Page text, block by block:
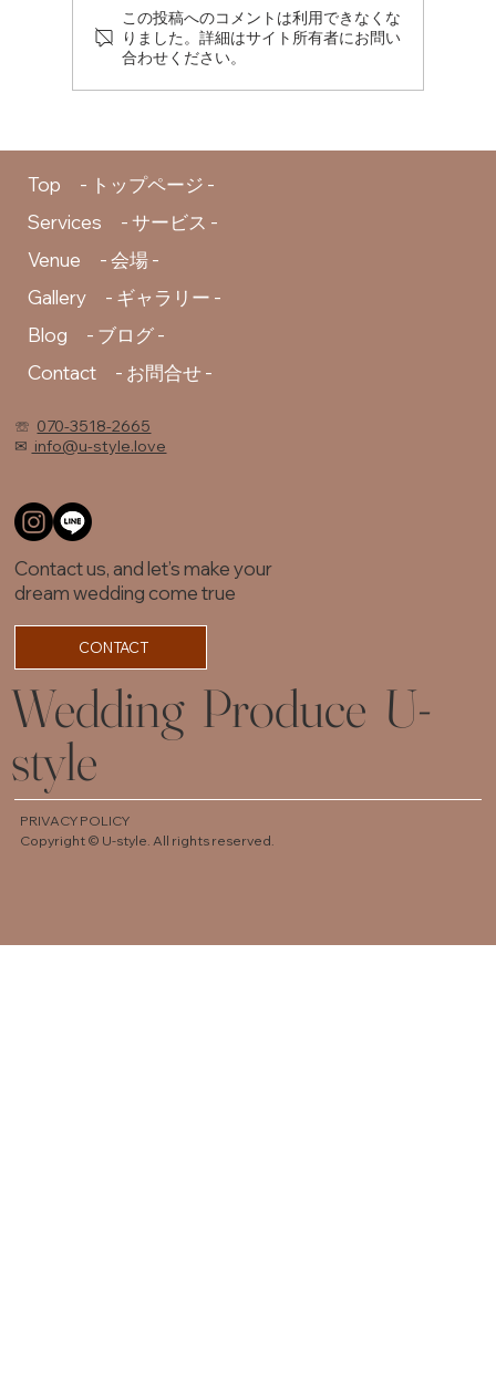
【新潟】家族と親しい友人だけで。アッ
この投稿へのコメントは利用できなくな
りました。詳細はサイト所有者にお問い
合わせください。
☏ 070-3518-2665
✉ info@u-style.love
Contact us, and let’s make your
dream wedding come true
CONTACT
PRIVACY POLICY
Copyright © U-style. All rights reserved.
Top - トップページ -
Services - サービス -
Venue - 会場 -
Gallery - ギャラリー -
Blog - ブログ -
Contact - お問合せ -
Wedding Produce U-
style